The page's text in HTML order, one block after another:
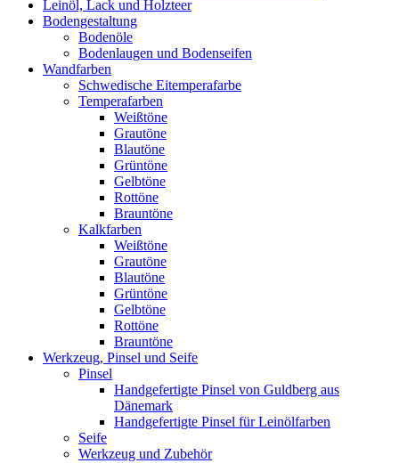
Leinöl, Lack und Holzteer
Bodengestaltung
Bodenöle
Bodenlaugen und Bodenseifen
Wandfarben
Schwedische Eitemperafarbe
Temperafarben
Weißtöne
Grautöne
Blautöne
Grüntöne
Gelbtöne
Rottöne
Brauntöne
Kalkfarben
Weißtöne
Grautöne
Blautöne
Grüntöne
Gelbtöne
Rottöne
Brauntöne
Werkzeug, Pinsel und Seife
Pinsel
Handgefertigte Pinsel von Guldberg aus
Dänemark
Handgefertigte Pinsel für Leinölfarben
Seife
Werkzeug und Zubehör